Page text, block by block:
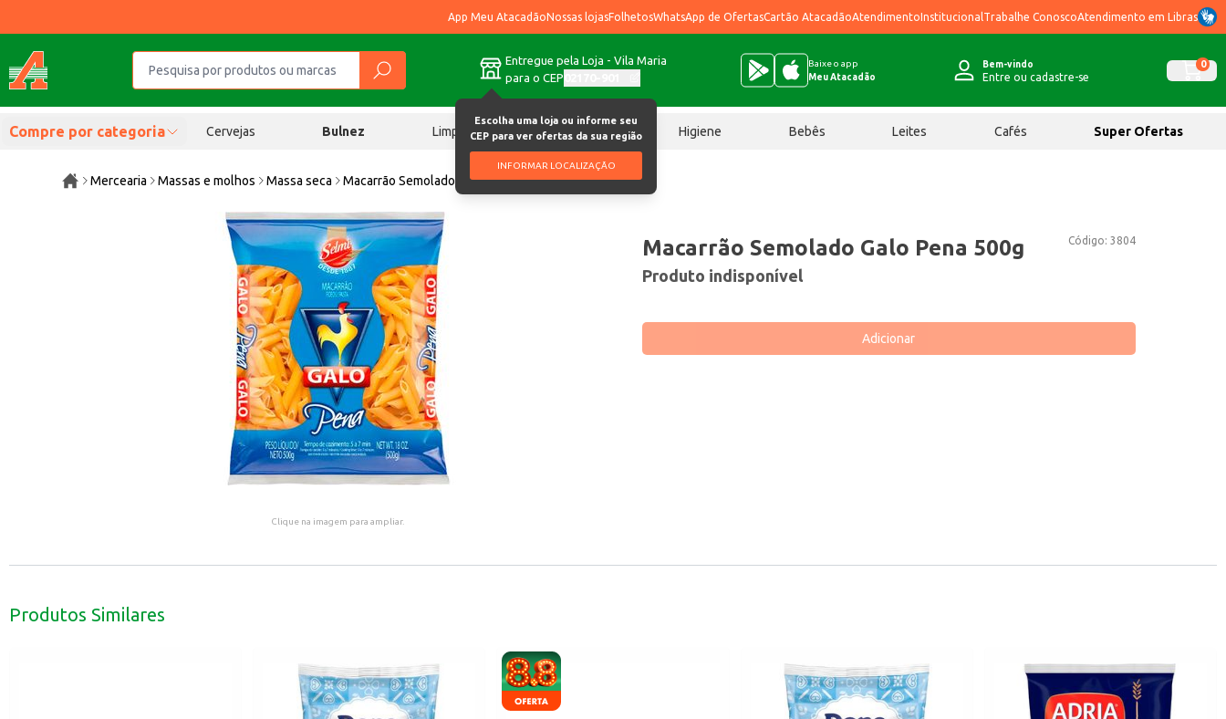
App Meu AtacadãoNossas lojasFolhetosWhatsApp de OfertasCartão AtacadãoAtendimentoInstitucional Trabalhe ConoscoAtendimento em Libras
Entregue pela Loja - Vila Maria
para o CEP
Escolha uma loja ou informe seu
CEP para ver ofertas da sua região
INFORMAR LOCALIZAÇÃO
Baixe o app
Meu Atacadão
Bem-vindo
Entre ou cadastre-se
0
Compre por categoria Cervejas Bulnez Limpeza Chocolates Higiene Bebês Leites Cafés Super Ofertas
Mercearia Massas e molhos Massa seca Macarrão Semolado Galo Pena 500g
Clique na imagem para ampliar.
Código: 3804
Macarrão Semolado Galo Pena 500g
Produto indisponível
Adicionar
Produtos Similares